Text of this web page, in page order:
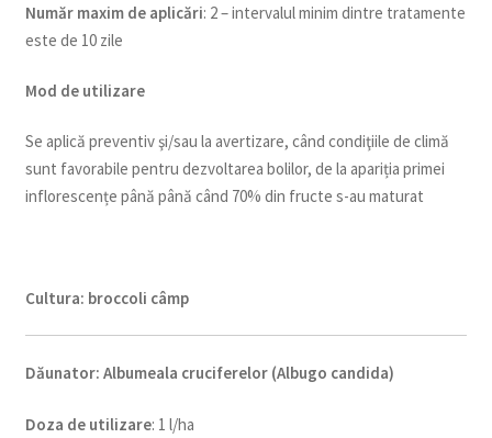
Număr maxim de aplicări: 2 – intervalul minim dintre tratamente
este de 10 zile
Mod de utilizare
Se aplică preventiv şi/sau la avertizare, când condiţiile de climă
sunt favorabile pentru dezvoltarea bolilor, de la apariția primei
inflorescențe până până când 70% din fructe s-au maturat
Cultura: broccoli câmp
Dăunator: Albumeala cruciferelor (Albugo candida)
Doza de utilizare: 1 l/ha